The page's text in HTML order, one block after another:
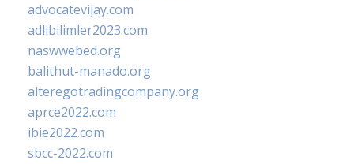
advocatevijay.com
adlibilimler2023.com
naswwebed.org
balithut-manado.org
alteregotradingcompany.org
aprce2022.com
ibie2022.com
sbcc-2022.com